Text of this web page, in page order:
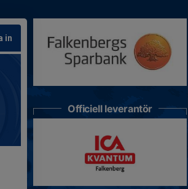
in
Officiell leverantör